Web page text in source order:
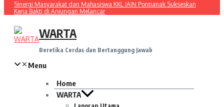
Sinergi Masyarakat dan Mahasiswa KKL IAIN Pontianak Sukseskan
Kerja Bakti di Anjungan Melancar
WARTA
Beretika Cerdas dan Bertanggung Jawab
Menu
Home
WARTA